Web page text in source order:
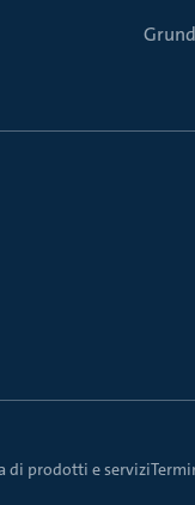
di prodotti e servizi